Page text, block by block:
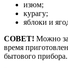
изюм;
курагу;
яблоки и
СОВЕТ! Можно
время
бытового прибора.